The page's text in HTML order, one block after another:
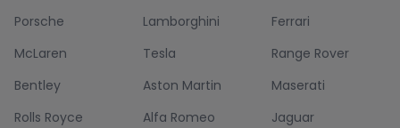
Porsche
Lamborghini
Ferrari
McLaren
Tesla
Range Rover
Bentley
Aston Martin
Maserati
Rolls Royce
Alfa Romeo
Jaguar